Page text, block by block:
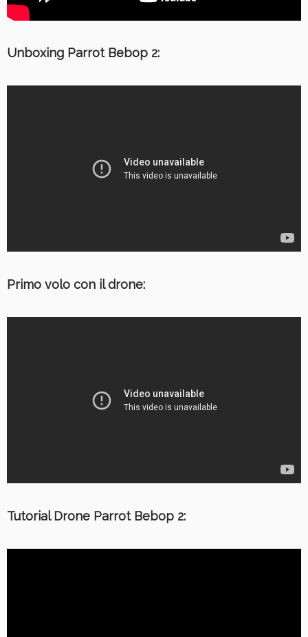
Unboxing Parrot Bebop 2:
Primo volo con il drone:
Tutorial Drone Parrot Bebop 2: